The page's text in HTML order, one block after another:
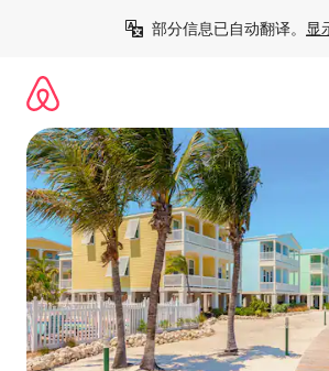
部分信息已自动翻译。 显